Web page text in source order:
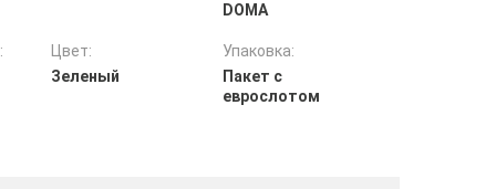
DOMA
Цвет:
Зеленый
Упаковка:
Пакет с
еврослотом